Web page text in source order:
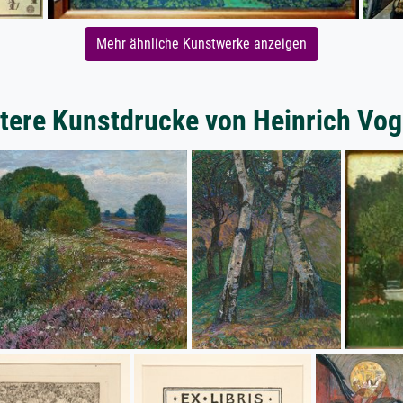
Mehr ähnliche Kunstwerke anzeigen
Kunstdrucke von Heinrich